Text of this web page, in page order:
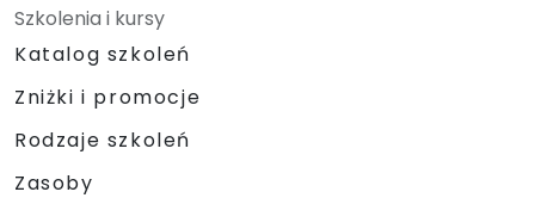
Szkolenia i kursy
Katalog szkoleń
Zniżki i promocje
Rodzaje szkoleń
Zasoby